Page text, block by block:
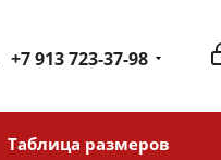
+7 913 723-37-98
Таблица размеров